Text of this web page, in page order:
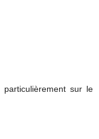
sur le